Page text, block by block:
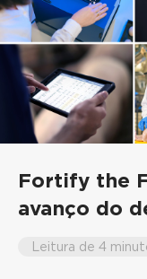
Fortify the
avanço do
Leitura de 4